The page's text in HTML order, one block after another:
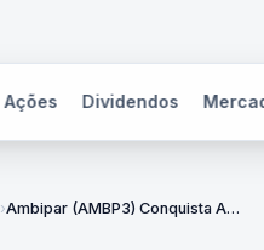
Ações Dividendos
› Ambipar (AMBP3) Conquista Apoio de Credores: O Que Isso Significa Para Seus Investimentos?